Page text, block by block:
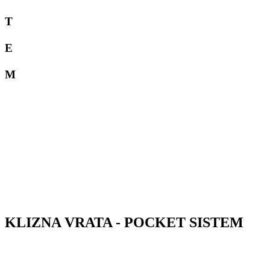
T
E
M
KLIZNA VRATA - POCKET SISTEM